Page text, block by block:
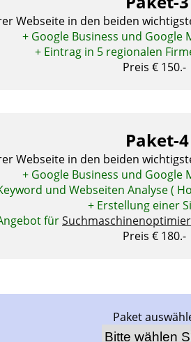
Webseite in den beiden
+ Google Business und Google
+ Eintrag in 5 regionalen
Preis € 150.-
Paket-4
Webseite in den beiden
+ Google Business und Google
und Webseiten Analyse (
+ Erstellung einer
für
Preis € 180.-
Paket